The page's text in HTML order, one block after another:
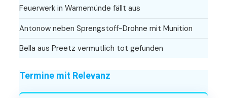
Feuerwerk in Warnemünde fällt aus
Antonow neben Sprengstoff-Drohne mit Munition
Bella aus Preetz vermutlich tot gefunden
Termine mit Relevanz